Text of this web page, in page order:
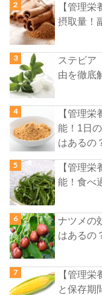
【管理
摂取量！
ステビア
由を徹底
【管理
能！1日
はあるの
【管理
能！食べ
ナツメの
はあるの
【管理
と保存期